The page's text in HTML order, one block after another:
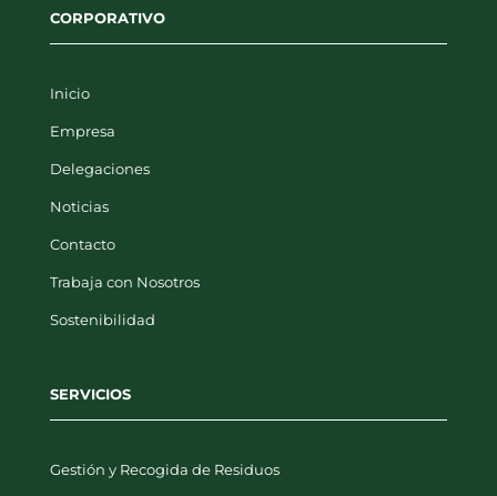
CORPORATIVO
Inicio
Empresa
Delegaciones
Noticias
Contacto
Trabaja con Nosotros
Sostenibilidad
SERVICIOS
Gestión y Recogida de Residuos